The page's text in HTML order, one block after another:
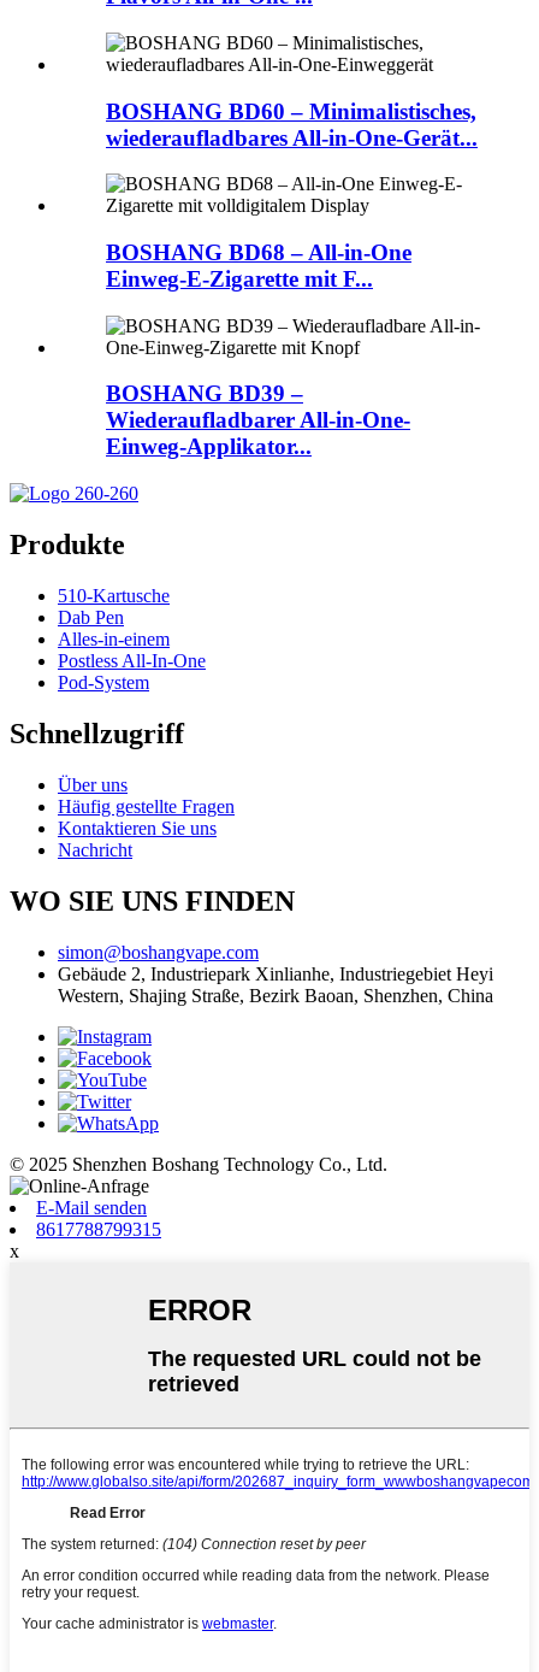
BOSHANG BD60 – Minimalistisches,
wiederaufladbares All-in-One-Gerät...
BOSHANG BD68 – All-in-One
Einweg-E-Zigarette mit F...
BOSHANG BD39 –
Wiederaufladbarer All-in-One-
Einweg-Applikator...
Produkte
510-Kartusche
Dab Pen
Alles-in-einem
Postless All-In-One
Pod-System
Schnellzugriff
Über uns
Häufig gestellte Fragen
Kontaktieren Sie uns
Nachricht
WO SIE UNS FINDEN
simon@boshangvape.com
Gebäude 2, Industriepark Xinlianhe, Industriegebiet Heyi
Western, Shajing Straße, Bezirk Baoan, Shenzhen, China
© 2025 Shenzhen Boshang Technology Co., Ltd.
E-Mail senden
8617788799315
x